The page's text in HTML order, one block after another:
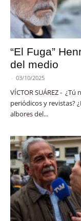
“El Fuga”
del medio
- 03/10/2025
VÍCTOR SUÁREZ -
periódicos y revistas?
albores del...